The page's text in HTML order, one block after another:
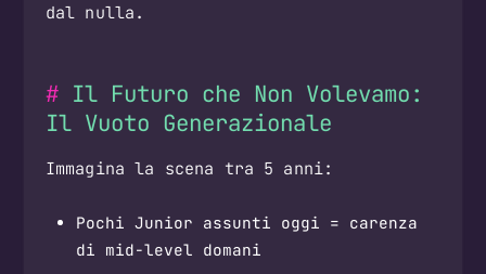
dal nulla.
Il Futuro che Non Volevamo:
Il Vuoto Generazionale
Immagina la scena tra 5 anni:
Pochi Junior assunti oggi = carenza
di mid-level domani